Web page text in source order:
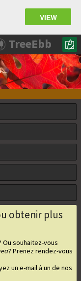
VIEW
obtenir plus
Ou souhaitez-vous
? Prenez rendez-vous
un e-mail à un de nos
TreeEbb